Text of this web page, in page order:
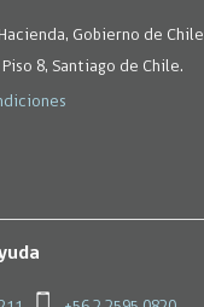
Gobierno de Chile
8, Santiago de Chile.